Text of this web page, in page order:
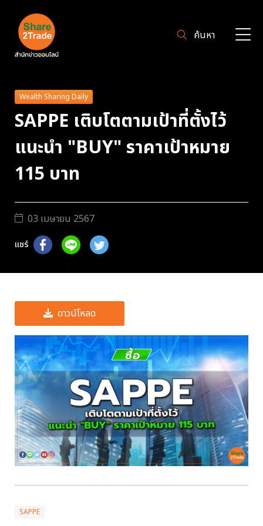
ค้นหา
Wealth Sharing Daily
SAPPE เติบโตตามเป้าที่ตั้งไว้
แนะนำ "BUY" ราคาเป้าหมาย
115 บาท
03 เมษายน 2567
แชร์
ดาวน์โหลด
SAPPE